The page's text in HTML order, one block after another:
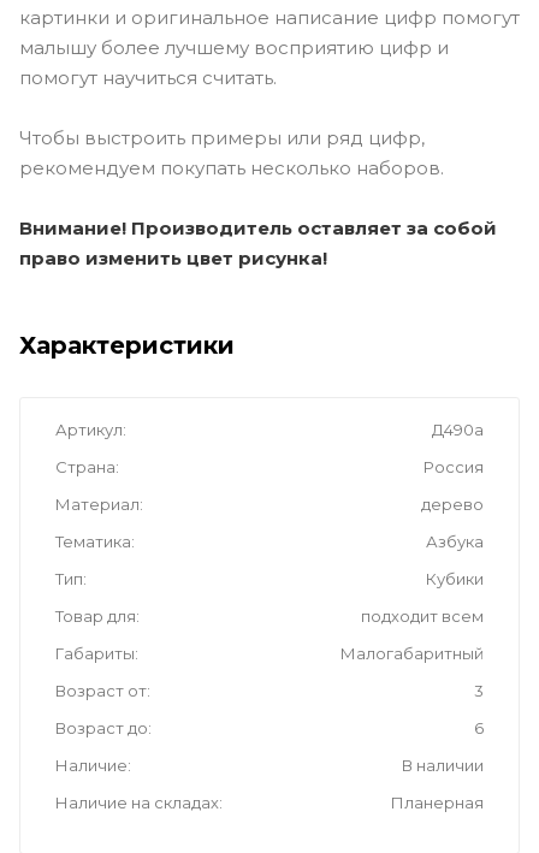
картинки и оригинальное написание цифр помогут
малышу более лучшему восприятию цифр и
помогут научиться считать.
Чтобы выстроить примеры или ряд цифр,
рекомендуем покупать несколько наборов.
Внимание! Производитель оставляет за собой
право изменить цвет рисунка!
Характеристики
Артикул
Д490а
Страна
Россия
Материал
дерево
Тематика
Азбука
Тип
Кубики
Товар для
подходит всем
Габариты
Малогабаритный
Возраст от
3
Возраст до
6
Наличие
В наличии
Наличие на складах
Планерная